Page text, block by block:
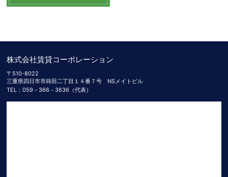
株式会社賃貸コーポレーション
〒510-8022
三重県四日市市蒔田二丁目１４番７号 NSメイトビル
TEL：059－366－3636（代表）